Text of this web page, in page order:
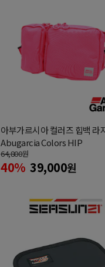
아부가르시아 컬러즈 힙백 라
Abugarcia Colors HIP
64,800원
40% 39,000원